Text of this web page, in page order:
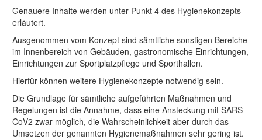
Genauere Inhalte werden unter Punkt 4 des Hygienekonzepts
erläutert.
Ausgenommen vom Konzept sind sämtliche sonstigen Bereiche
im Innenbereich von Gebäuden, gastronomische Einrichtungen,
Einrichtungen zur Sportplatzpflege und Sporthallen.
Hierfür können weitere Hygienekonzepte notwendig sein.
Die Grundlage für sämtliche aufgeführten Maßnahmen und
Regelungen ist die Annahme, dass eine Ansteckung mit SARS-
CoV2 zwar möglich, die Wahrscheinlichkeit aber durch das
Umsetzen der genannten Hygienemaßnahmen sehr gering ist.